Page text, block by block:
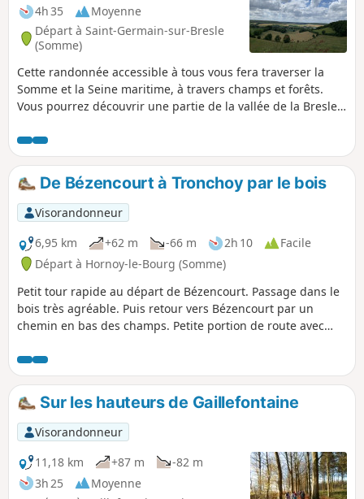
4h 35
Moyenne
Départ à Saint-Germain-sur-Bresle
(Somme)
Cette randonnée accessible à tous vous fera traverser la
Somme et la Seine maritime, à travers champs et forêts.
Vous pourrez découvrir une partie de la vallée de la Bresle,
Rouen-sur-Bresle.
De Bézencourt à Tronchoy par le bois
Visorandonneur
6,95 km
+62 m -66 m 2h 10
Facile
Départ à Hornoy-le-Bourg (Somme)
Petit tour rapide au départ de Bézencourt. Passage dans le
bois très agréable. Puis retour vers Bézencourt par un
chemin en bas des champs. Petite portion de route avec
Sur les hauteurs de Gaillefontaine
Visorandonneur
11,18 km
+87 m
-82 m
3h 25
Moyenne